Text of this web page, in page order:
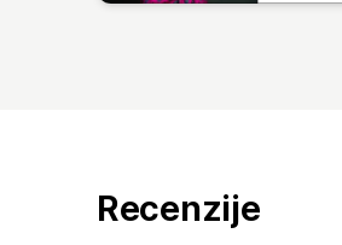
Recenzije